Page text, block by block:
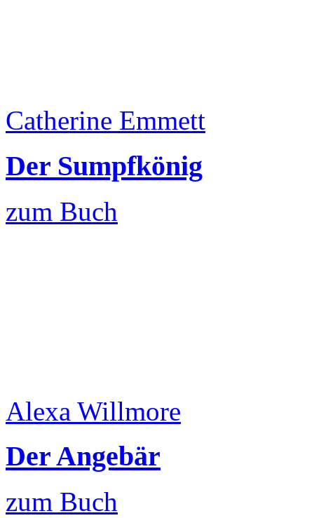
Catherine Emmett
Der Sumpfkönig
zum Buch
Alexa Willmore
Der Angebär
zum Buch